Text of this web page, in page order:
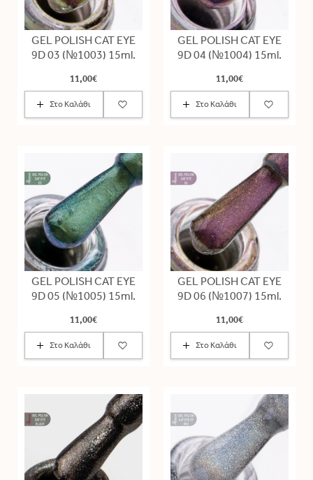
GEL POLISH CAT EYE
9D 03 (№1003) 15ml.
11,00€
Στο Καλάθι
GEL POLISH CAT EYE
9D 04 (№1004) 15ml.
11,00€
Στο Καλάθι
GEL POLISH CAT EYE
9D 05 (№1005) 15ml.
11,00€
Στο Καλάθι
GEL POLISH CAT EYE
9D 06 (№1007) 15ml.
11,00€
Στο Καλάθι